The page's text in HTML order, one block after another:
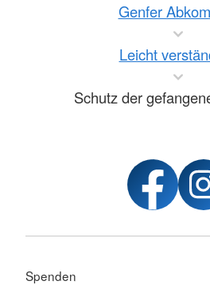
Genfer
Leicht
Schutz der
Spenden